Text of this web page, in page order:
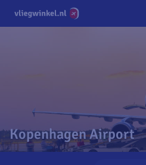
Kopenhagen Airport